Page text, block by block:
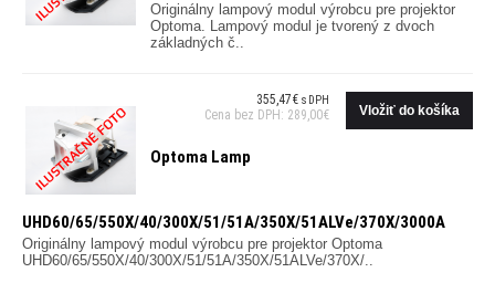
Originálny lampový modul výrobcu pre projektor
Optoma. Lampový modul je tvorený z dvoch
základných č..
355,47€ s DPH
Cena bez DPH: 289,00€
Optoma Lamp
UHD60/65/550X/40/300X/51/51A/350X/51ALVe/370X/3000A
Originálny lampový modul výrobcu pre projektor Optoma
UHD60/65/550X/40/300X/51/51A/350X/51ALVe/370X/..